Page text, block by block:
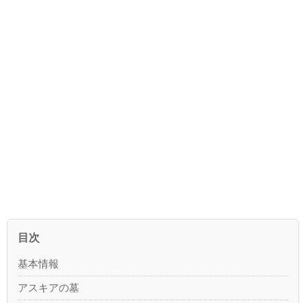
目次
基本情報
アスキアの墓